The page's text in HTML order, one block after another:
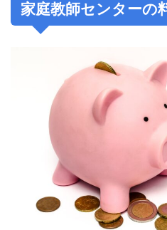
家庭教師センターの